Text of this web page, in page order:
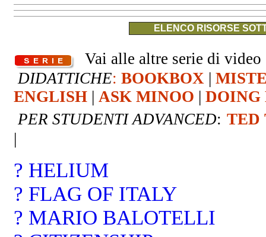
ELENCO RISORSE
Vai alle altre serie di
DIDATTICHE: BOOKBOX |
ENGLISH | ASK MINOO | DOING
PER STUDENTI ADVANCED: TED
|
? HELIUM
? FLAG OF ITALY
? MARIO BALOTELLI